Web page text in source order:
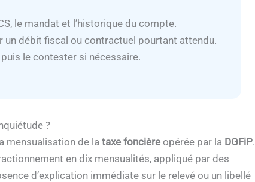
le mandat et l’historique du compte.
débit fiscal ou contractuel pourtant attendu.
le contester si nécessaire.
?
mensualisation de la taxe foncière opérée par la DGFiP.
en dix mensualités, appliqué par des
d’explication immédiate sur le relevé ou un libellé